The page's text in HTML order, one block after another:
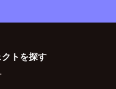
トを探す